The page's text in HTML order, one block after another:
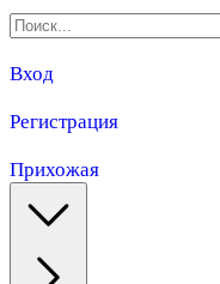
Вход
Регистрация
Прихожая